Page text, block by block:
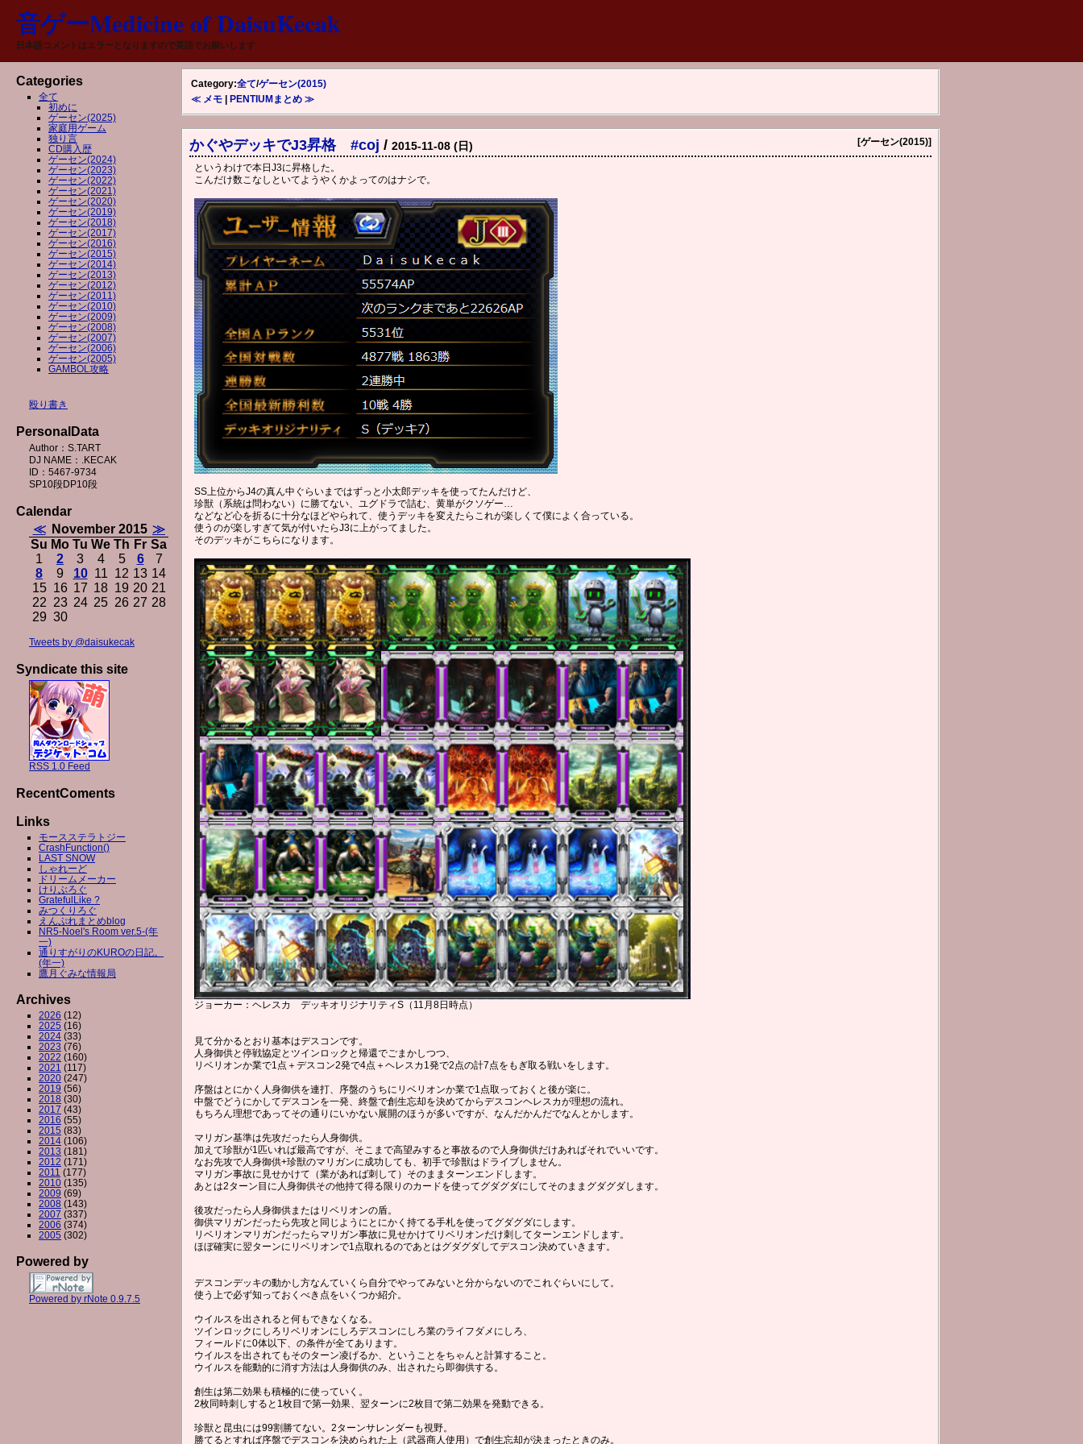
音ゲーMedicine of DaisuKecak
日本語コメントはエラーとなりますので英語でお願いします
Category:全て/ゲーセン(2015)
≪ メモ
PENTIUMまとめ ≫
[ゲーセン(2015)]
かぐやデッキでJ3昇格 #coj / 2015-11-08 (日)
というわけで本日J3に昇格した。
こんだけ数こなしといてようやくかよってのはナシで。
SS上位からJ4の真ん中ぐらいまではずっと小太郎デッキを使ってたんだけど、
珍獣（系統は問わない）に勝てない、ユグドラで詰む、黄単がクソゲー…
などなど心を折るに十分なほどやられて、使うデッキを変えたらこれが楽しくて僕によく合っている。
使うのが楽しすぎて気が付いたらJ3に上がってました。
そのデッキがこちらになります。
ジョーカー：ヘレスカ デッキオリジナリティS（11月8日時点）
見て分かるとおり基本はデスコンです。
人身御供と停戦協定とツインロックと帰還でごまかしつつ、
リベリオンか業で1点＋デスコン2発で4点＋ヘレスカ1発で2点の計7点をもぎ取る戦いをします。
序盤はとにかく人身御供を連打、序盤のうちにリベリオンか業で1点取っておくと後が楽に。
中盤でどうにかしてデスコンを一発、終盤で創生忘却を決めてからデスコンヘレスカが理想の流れ。
もちろん理想であってその通りにいかない展開のほうが多いですが、なんだかんだでなんとかします。
マリガン基準は先攻だったら人身御供。
加えて珍獣が1匹いれば最高ですが、そこまで高望みすると事故るので人身御供だけあればそれでいいです。
なお先攻で人身御供+珍獣のマリガンに成功しても、初手で珍獣はドライブしません。
マリガン事故に見せかけて（業があれば刺して）そのままターンエンドします。
あとは2ターン目に人身御供その他持て得る限りのカードを使ってグダグダにしてそのままグダグダします。
後攻だったら人身御供またはリベリオンの盾。
御供マリガンだったら先攻と同じようにとにかく持てる手札を使ってグダグダにします。
リベリオンマリガンだったらマリガン事故に見せかけてリベリオンだけ刺してターンエンドします。
ほぼ確実に翌ターンにリベリオンで1点取れるのであとはグダグダしてデスコン決めていきます。
デスコンデッキの動かし方なんていくら自分でやってみないと分からないのでこれぐらいにして。
使う上で必ず知っておくべき点をいくつか紹介。
ウイルスを出されると何もできなくなる。
ツインロックにしろリベリオンにしろデスコンにしろ業のライフダメにしろ、
フィールドに0体以下、の条件が全てあります。
ウイルスを出されてもそのターン凌げるか、ということをちゃんと計算すること。
ウイルスを能動的に消す方法は人身御供のみ、出されたら即御供する。
創生は第二効果も積極的に使っていく。
2枚同時刺しすると1枚目で第一効果、翌ターンに2枚目で第二効果を発動できる。
珍獣と昆虫には99割勝てない。2ターンサレンダーも視野。
勝てるとすれば序盤でデスコンを決められた上（武器商人使用）で創生忘却が決まったときのみ。
Categories
全て
初めに
ゲーセン(2025)
家庭用ゲーム
独り言
CD購入歴
ゲーセン(2024)
ゲーセン(2023)
ゲーセン(2022)
ゲーセン(2021)
ゲーセン(2020)
ゲーセン(2019)
ゲーセン(2018)
ゲーセン(2017)
ゲーセン(2016)
ゲーセン(2015)
ゲーセン(2014)
ゲーセン(2013)
ゲーセン(2012)
ゲーセン(2011)
ゲーセン(2010)
ゲーセン(2009)
ゲーセン(2008)
ゲーセン(2007)
ゲーセン(2006)
ゲーセン(2005)
GAMBOL攻略
殴り書き
PersonalData
Author：S.TART
DJ NAME：.KECAK
ID：5467-9734
SP10段DP10段
Calendar
≪
November 2015 ≫
Su Mo Tu We Th Fr Sa
1
2 3 4 5 6
7
8
9 10 11 12 13 14
15 16 17 18 19 20 21
22 23 24 25 26 27 28
29 30
Tweets by @daisukecak
Syndicate this site
RSS 1.0 Feed
RecentComents
Links
モースステラトジー
CrashFunction()
LAST SNOW
しゃれーど
ドリームメーカー
けりぶろぐ
GratefulLike ?
みつくりろぐ
えんぷれまとめblog
NR5-Noel's Room ver.5-(年
一)
通りすがりのKUROの日記。
(年一)
鷹月ぐみな情報局
Archives
2026 (12)
2025 (16)
2024 (33)
2023 (76)
2022 (160)
2021 (117)
2020 (247)
2019 (56)
2018 (30)
2017 (43)
2016 (55)
2015 (83)
2014 (106)
2013 (181)
2012 (171)
2011 (177)
2010 (135)
2009 (69)
2008 (143)
2007 (337)
2006 (374)
2005 (302)
Powered by
Powered by rNote 0.9.7.5